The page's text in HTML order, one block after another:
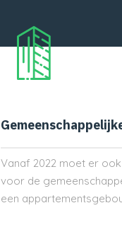
Vanaf 2022 moet er ook
voor de
een